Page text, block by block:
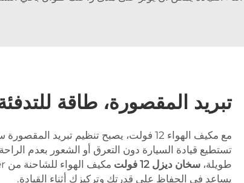
تبريد المقصورة، طاقة
مع مكيف الهواء 12 فولت، يصبح تنظيم تبريد
تستطيع قيادة السيارة دون التعرق أو الشعور بعدم
طويلة، سخان ديزل 12 فولت
يساعد في الحفاظ على قدرتك وتركيزك أثناء القيادة.